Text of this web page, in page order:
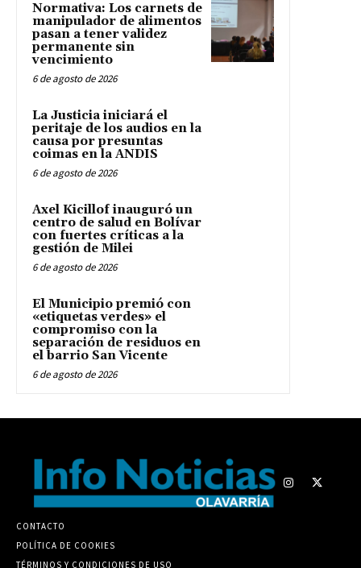
Normativa: Los carnets de
manipulador de alimentos
pasan a tener validez
permanente sin
vencimiento
6 de agosto de 2026
La Justicia iniciará el
peritaje de los audios en la
causa por presuntas
coimas en la ANDIS
6 de agosto de 2026
Axel Kicillof inauguró un
centro de salud en Bolívar
con fuertes críticas a la
gestión de Milei
6 de agosto de 2026
El Municipio premió con
«etiquetas verdes» el
compromiso con la
separación de residuos en
el barrio San Vicente
6 de agosto de 2026
CONTACTO
POLÍTICA DE COOKIES
TÉRMINOS Y CONDICIONES DE USO